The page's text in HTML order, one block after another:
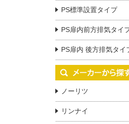
PS標準設置タイプ
PS扉内前方排気タイ
PS扉内 後方排気タイ
ノーリツ
リンナイ